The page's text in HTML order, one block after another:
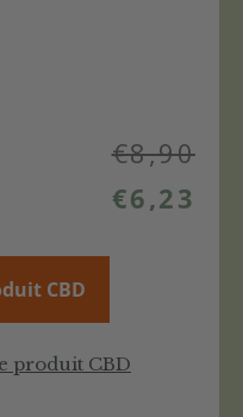
€8,90
€6,23
CBD
produit CBD